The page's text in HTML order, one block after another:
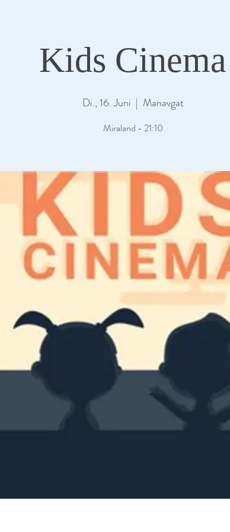
Kids Cinema
Di., 16. Juni
  |
Manavgat
Miraland - 21:10